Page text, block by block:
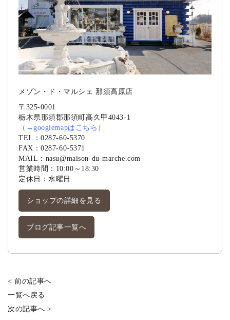
メゾン・ド・マルシェ 那須高原店
〒325-0001
栃木県那須郡那須町高久甲4043-1
（ →googlemapはこちら ）
TEL：0287-60-5370
FAX：0287-60-5371
MAIL： nasu@maison-du-marche.com
営業時間：10:00～18:30
定休日：水曜日
ショップの詳細を見る
ブログ記事一覧へ
< 前の記事へ
一覧へ戻る
次の記事へ >